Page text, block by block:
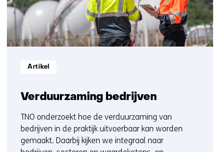
Verduurzaming bedrijven
Informatietype:
Artikel
TNO onderzoekt hoe de verduurzaming van
bedrijven in de praktijk uitvoerbaar kan worden
gemaakt. Daarbij kijken we integraal naar